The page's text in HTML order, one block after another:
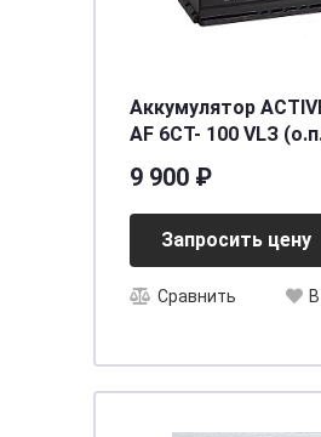
Аккумулятор
AF 6СТ- 100 VLЗ (о.п.)
9 900 ₽
Запросить цену
Сравнить